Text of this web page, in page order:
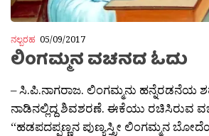
ನಲ್ಬರಹ 05/09/2017
ಲಿಂಗಮ್ಮನ ವಚನದ ಓದು
– ಸಿ.ಪಿ.ನಾಗರಾಜ. ಲಿಂಗಮ್ಮನು ಹನ್ನೆರಡನೆಯ
ನಾಡಿನಲ್ಲಿದ್ದ ಶಿವಶರಣೆ. ಈಕೆಯು ರಚಿಸಿರುವ
“ಹಡಪದಪ್ಪಣ್ಣನ ಪುಣ್ಯಸ್ತ್ರೀ ಲಿಂಗಮ್ಮನ